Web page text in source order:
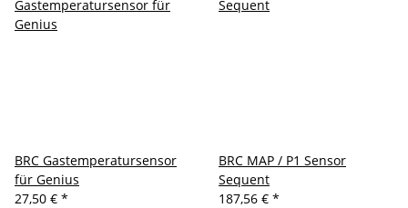
BRC Gastemperatursensor
für Genius
27,50 € *
BRC MAP / P1 Sensor
Sequent
187,56 € *